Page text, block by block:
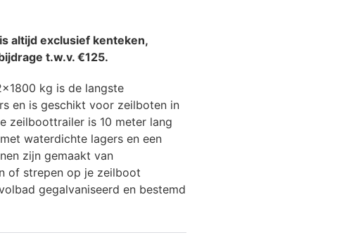
altijd exclusief kenteken,
t.w.v. €125.
kg is de langste
en is geschikt voor zeilboten in
zeilboottrailer is 10 meter lang
waterdichte lagers en een
zijn gemaakt van
of strepen op je zeilboot
gegalvaniseerd en bestemd